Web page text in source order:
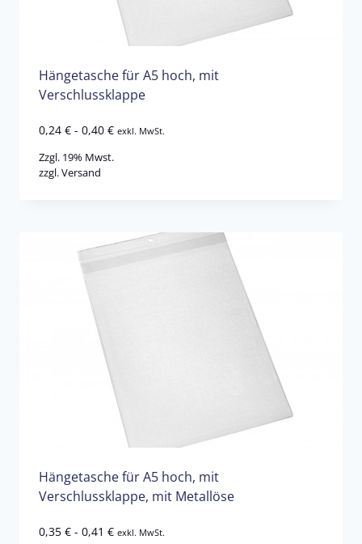
Hängetasche für A5 hoch, mit
Verschlussklappe
0,24 € - 0,40 € exkl. MwSt.
Zzgl. 19% Mwst.
zzgl.Versand
Hängetasche für A5 hoch, mit
Verschlussklappe, mit Metallöse
0,35 € - 0,41 € exkl. MwSt.